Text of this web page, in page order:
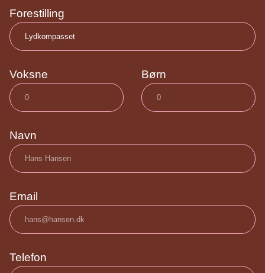
Forestilling
Voksne Børn
Navn
Email
Telefon